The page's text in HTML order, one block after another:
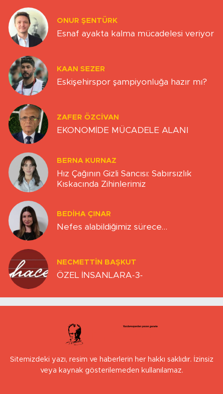
ONUR ŞENTÜRK
Esnaf ayakta kalma mücadelesi veriyor
KAAN SEZER
Eskişehirspor şampiyonluğa hazır mı?
ZAFER ÖZCIVAN
EKONOMİDE MÜCADELE ALANI
BERNA KURNAZ
Hız Çağının Gizli Sancısı: Sabırsızlık
Kıskacında Zihinlerimiz
BEDIHA ÇINAR
Nefes alabildiğimiz sürece…
NECMETTIN BAŞKUT
ÖZEL İNSANLARA-3-
Sitemizdeki yazı, resim ve haberlerin her hakkı saklıdır. İzinsiz
veya kaynak gösterilemeden kullanılamaz.